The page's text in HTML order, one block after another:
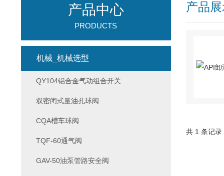
产品
共 1 条记
产品中心
PRODUCTS
机械_机械选型
QY104铝合金气动组合开关
双密闭式量油孔球阀
CQA槽车球阀
TQF-60通气阀
GAV-50油泵管路安全阀